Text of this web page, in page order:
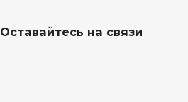
Оставайтесь на связи